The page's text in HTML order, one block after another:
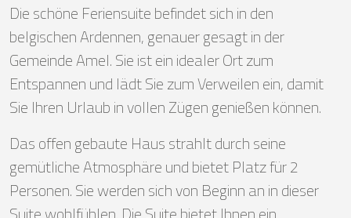
Die schöne Feriensuite befindet sich in den
belgischen Ardennen, genauer gesagt in der
Gemeinde Amel. Sie ist ein idealer Ort zum
Entspannen und lädt Sie zum Verweilen ein, damit
Sie Ihren Urlaub in vollen Zügen genießen können.
Das offen gebaute Haus strahlt durch seine
gemütliche Atmosphäre und bietet Platz für 2
Personen. Sie werden sich von Beginn an in dieser